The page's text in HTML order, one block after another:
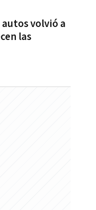
volvió a
las